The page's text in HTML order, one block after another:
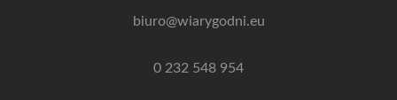
biuro@wiarygodni.eu
0 232 548 954